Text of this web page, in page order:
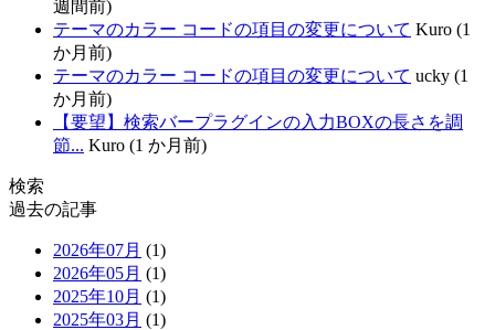
週間前)
テーマのカラー コードの項目の変更について Kuro (1
か月前)
テーマのカラー コードの項目の変更について ucky (1
か月前)
【要望】検索バープラグインの入力BOXの長さを調
節... Kuro (1 か月前)
検索
過去の記事
2026年07月 (1)
2026年05月 (1)
2025年10月 (1)
2025年03月 (1)